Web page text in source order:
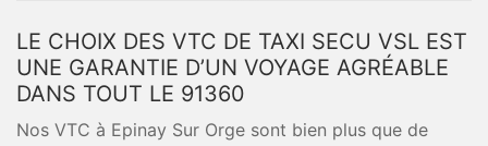
LE CHOIX DES VTC DE TAXI SECU VSL EST
UNE GARANTIE D’UN VOYAGE AGRÉABLE
DANS TOUT LE 91360
Nos VTC à Epinay Sur Orge sont bien plus que de